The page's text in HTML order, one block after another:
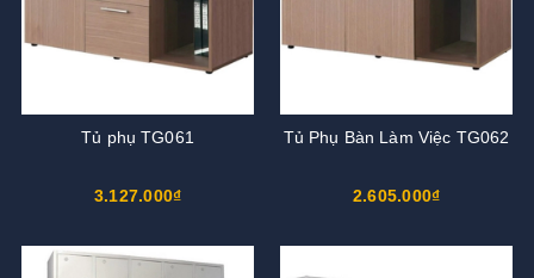
Tủ phụ TG061
3.127.000₫
Tủ Phụ Bàn Làm Việc TG062
2.605.000₫